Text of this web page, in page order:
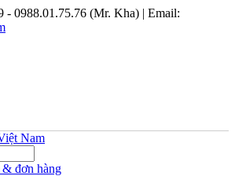
- 0988.01.75.76 (Mr. Kha) | Email:
đơn hàng